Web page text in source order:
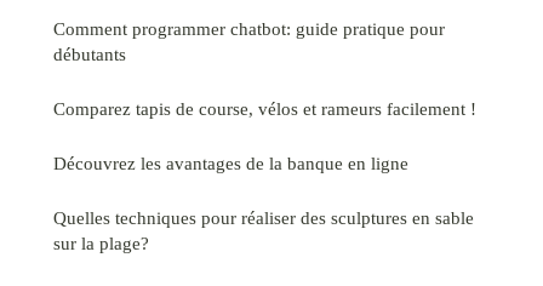
Comment programmer chatbot: guide pratique pour
débutants
Comparez tapis de course, vélos et rameurs facilement !
Découvrez les avantages de la banque en ligne
Quelles techniques pour réaliser des sculptures en sable
sur la plage?